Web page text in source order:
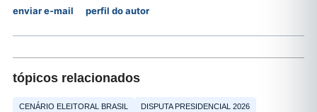
enviar e-mail
perfil do autor
tópicos relacionados
CENÁRIO ELEITORAL BRASIL DISPUTA PRESIDENCIAL 2026